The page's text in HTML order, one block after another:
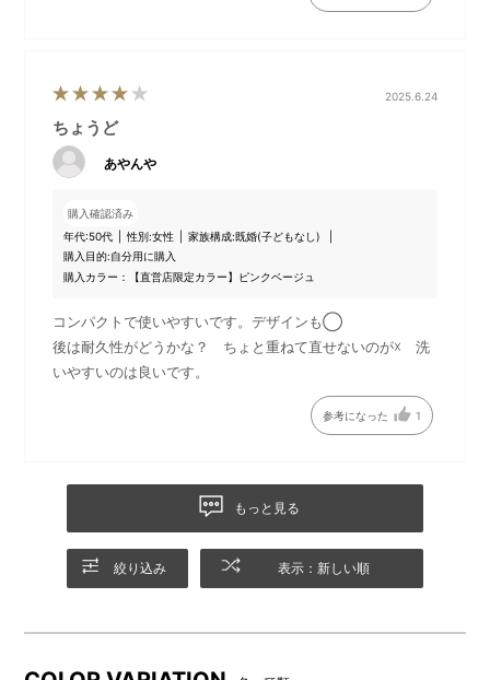
2025.6.24
ちょうど
あやんや
購入確認済み
年代:50代 性別:女性 家族構成:既婚(子どもなし)
購入目的:自分用に購入
購入カラー：【直営店限定カラー】ピンクベージュ
コンパクトで使いやすいです。デザインも◯
後は耐久性がどうかな？ ちょと重ねて直せないのが☓ 洗
いやすいのは良いです。
参考になった 1
もっと見る
絞り込み 表示：新しい順